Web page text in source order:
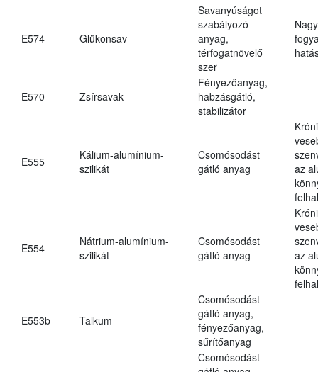
E574 Glükonsav
Savanyúságot
szabályozó
anyag,
térfogatnövelő
szer
E570 Zsírsavak
Fényezőanyag,
habzásgátló,
stabilizátor
E555
Kálium-alumínium-
szilikát
Csomósodást
gátló anyag
az
E554
Nátrium-alumínium-
szilikát
Csomósodást
gátló anyag
az
E553b Talkum
Csomósodást
gátló anyag,
fényezőanyag,
sűrítőanyag
Csomósodást